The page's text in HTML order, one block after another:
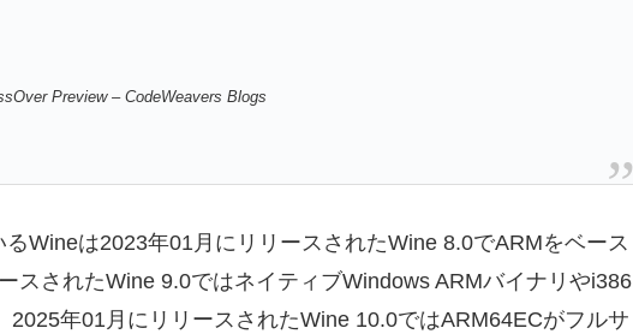
Preview – CodeWeavers Blogs
Wineは2023年01月にリリースされたWine 8.0でARMをベース
スされたWine 9.0ではネイティブWindows ARMバイナリやi386
2025年01月にリリースされたWine 10.0ではARM64ECがフルサ